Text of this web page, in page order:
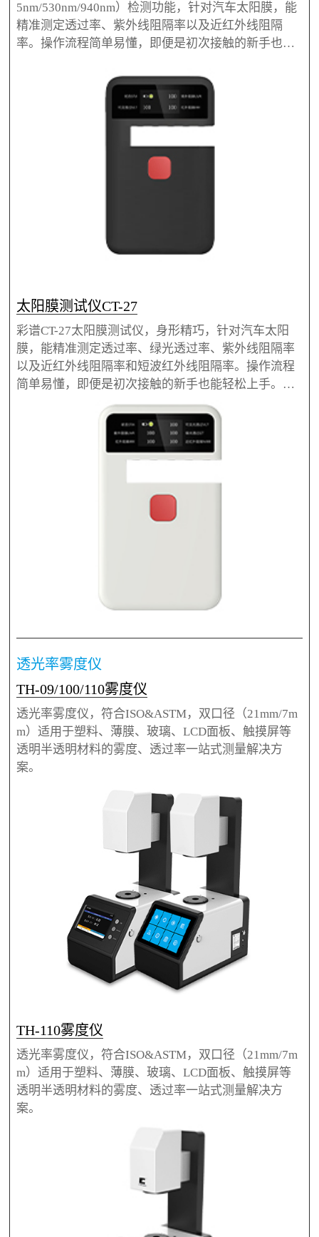
5nm/530nm/940nm）检测功能，针对汽车太阳膜，能
精准测定透过率、紫外线阻隔率以及近红外线阻隔
率。操作流程简单易懂，即便是初次接触的新手也能
是质检环节的严格筛查，亦或是验货阶段的细致核
验，彩谱CT-26都能发挥关键作用，是太阳膜行业优质
太阳膜测试仪CT-27
彩谱CT-27太阳膜测试仪，身形精巧，针对汽车太阳
膜，能精准测定透过率、绿光透过率、紫外线阻隔率
以及近红外线阻隔率和短波红外线阻隔率。操作流程
简单易懂，即便是初次接触的新手也能轻松上手。无
论是太阳膜生产过程中的质量把控，还是质检环节的
严格筛查，亦或是验货阶段的细致核验，彩谱CT-27都
能发挥关键作用，是太阳膜行业优质测试仪。
透光率雾度仪
TH-09/100/110雾度仪
透光率雾度仪，符合ISO&ASTM，双口径（21mm/7m
m）适用于塑料、薄膜、玻璃、LCD面板、触摸屏等
透明半透明材料的雾度、透过率一站式测量解决方
案。
TH-110雾度仪
透光率雾度仪，符合ISO&ASTM，双口径（21mm/7m
m）适用于塑料、薄膜、玻璃、LCD面板、触摸屏等
透明半透明材料的雾度、透过率一站式测量解决方
案。